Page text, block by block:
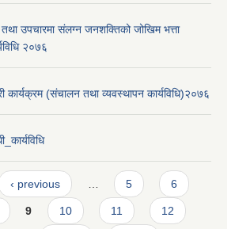
तथा उपचारमा संलग्न जनशक्तिको जोखिम भत्ता
२०७६
कार्यक्रम (संचालन तथा व्यवस्थापन कार्यविधि)२०७६
‹ previous 5 6
9 10 11 12